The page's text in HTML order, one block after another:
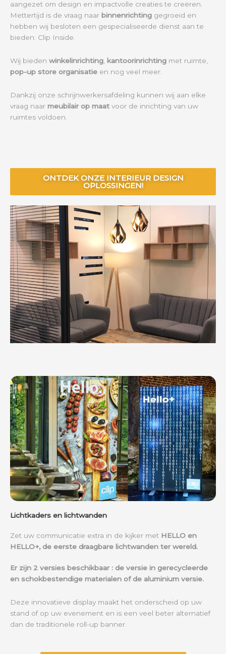
aangezet om design en impactvolle creaties te creëren.
Mettertijd is de vraag naar binnenrichting gegroeid en
hebben wij besloten een gespecialiseerde dienst aan te
bieden: Clip Inside.
Wij bieden winkelinrichting, kantoorinrichting met ruimte,
pop-up store organisatie en nog veel meer.
Dankzij onze schrijnwerkersafdeling kunnen wij aan elke
vraag naar meubilair op maat voor de inrichting van uw
ruimtes voldoen.
ONTDEK ONZE INTERIEUR DESIGN
OPLOSSINGEN!
Lichtkaders en lichtwanden
Zet uw communicatie extra in de kijker met HELLO en
HELLO+, de eerste draagbare lichtwanden ter wereld.
Er zijn 2 versies beschikbaar : de versie in gerecycleerde
en schokbestendige materialen of de aluminium versie.
Deze innovatieve display maakt het onderscheid op uw
stand of op uw evenement en is een veel beter alternatief
dan de traditionele roll-up banner.